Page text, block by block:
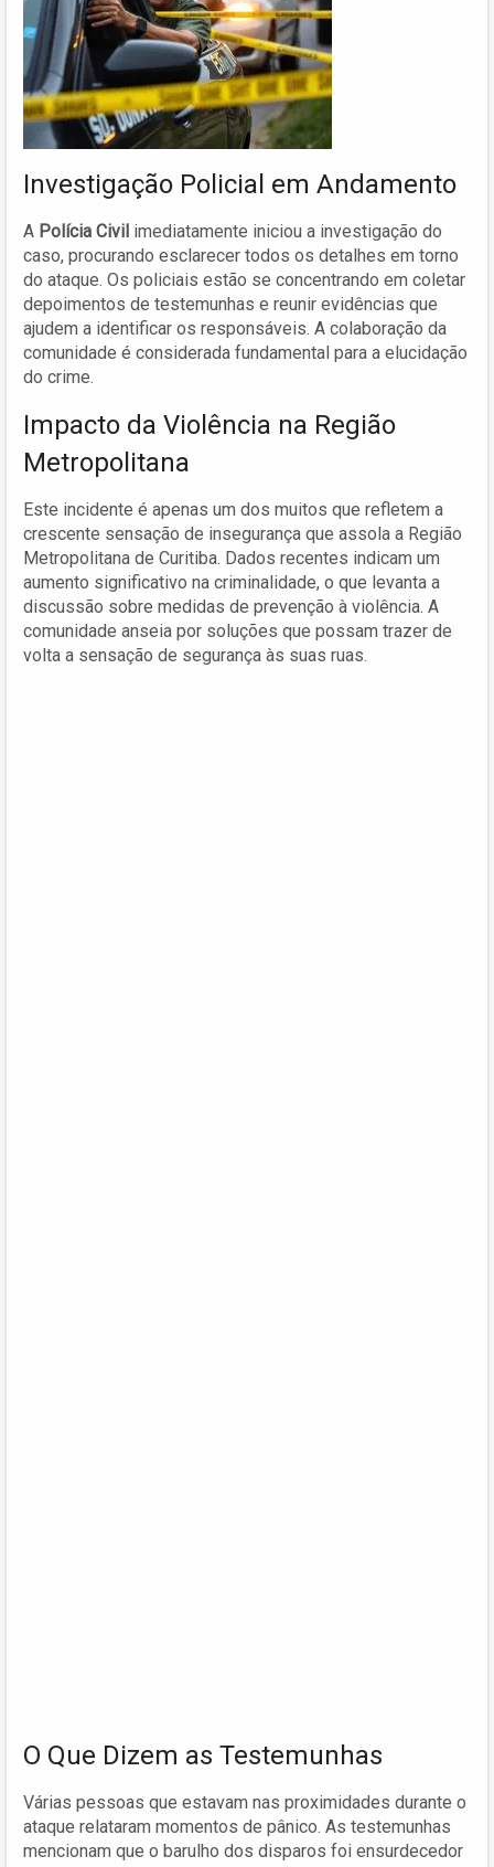
Investigação Policial em Andamento
A Polícia Civil imediatamente iniciou a investigação do
caso, procurando esclarecer todos os detalhes em torno
do ataque. Os policiais estão se concentrando em coletar
depoimentos de testemunhas e reunir evidências que
ajudem a identificar os responsáveis. A colaboração da
comunidade é considerada fundamental para a elucidação
do crime.
Impacto da Violência na Região
Metropolitana
Este incidente é apenas um dos muitos que refletem a
crescente sensação de insegurança que assola a Região
Metropolitana de Curitiba. Dados recentes indicam um
aumento significativo na criminalidade, o que levanta a
discussão sobre medidas de prevenção à violência. A
comunidade anseia por soluções que possam trazer de
volta a sensação de segurança às suas ruas.
O Que Dizem as Testemunhas
Várias pessoas que estavam nas proximidades durante o
ataque relataram momentos de pânico. As testemunhas
mencionam que o barulho dos disparos foi ensurdecedor